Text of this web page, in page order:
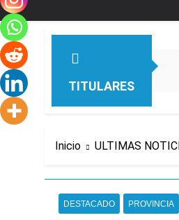
TITULARES
Inicio ULTIMAS
DESTACADO PROVINCIA